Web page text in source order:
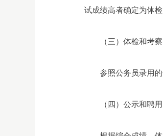
试成绩高者确定为体检
（三）体检和考察
参照公务员录用
（四）公示和聘用